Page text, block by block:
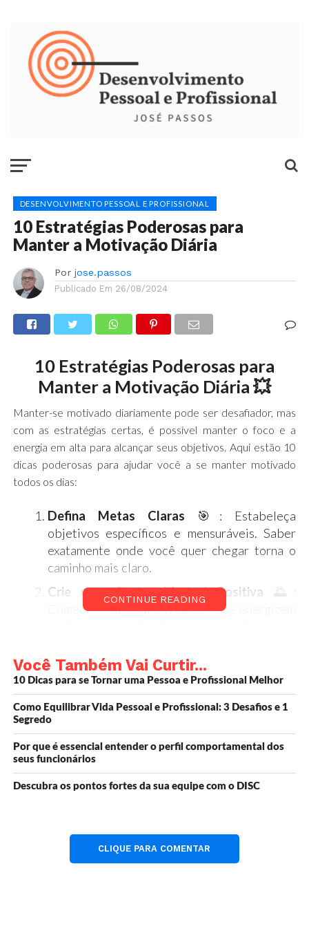
DESENVOLVIMENTO PESSOAL E PROFISSIONAL
10 Estratégias Poderosas para
Manter a Motivação Diária
Por jose.passos
Publicado Em 26/08/2024
10 Estratégias Poderosas para
Manter a Motivação Diária 💥
Manter-se motivado diariamente pode ser desafiador, mas
com as estratégias certas, é possível manter o foco e a
energia em alta para alcançar seus objetivos. Aqui estão 10
dicas poderosas para ajudar você a se manter motivado
todos os dias:
Defina Metas Claras 🎯: Estabeleça
objetivos específicos e mensuráveis. Saber
exatamente onde você quer chegar torna o
caminho mais claro.
Crie uma Rotina Matinal Positiva
🌅:
Comece o dia com atividades que energizem
Divida Suas Tarefas📋: Quebre grandes
tarefas em pequenas ações. Isso facilita o
progresso e dá uma sensação constante de
realização.
Visualize Seu Sucesso🌟: Imagine-se
alcançando seus objetivos. A visualização
reforça a crença de que você pode
conquistar o que deseja.
de pessoas e ambientes que elevem seu
espírito e apoiem suas ambições.
CONTINUE READING
Você Também Vai Curtir...
10 Dicas para se Tornar uma Pessoa e Profissional Melhor
Como Equilibrar Vida Pessoal e Profissional: 3 Desafios e 1
Segredo
Por que é essencial entender o perfil comportamental dos
seus funcionários
Descubra os pontos fortes da sua equipe com o DISC
CLIQUE PARA COMENTAR